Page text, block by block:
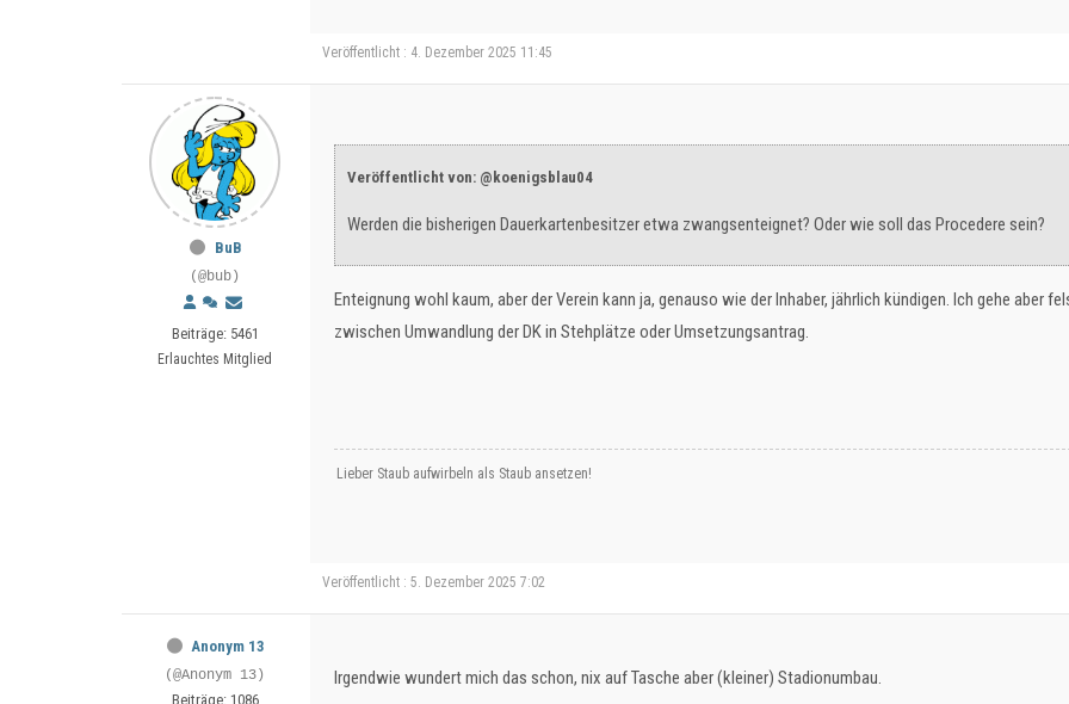
Veröffentlicht : 4. Dezember 2025 11:45
BuB
(@bub)
Beiträge: 5461
Erlauchtes Mitglied
Veröffentlicht von: @koenigsblau04
Werden die bisherigen Dauerkartenbesitzer etwa zwangsenteignet? Oder wie soll das Procedere sein?
Enteignung wohl kaum, aber der Verein kann ja, genauso wie der Inhaber, jährlich kündigen. Ich gehe aber
zwischen Umwandlung der DK in Stehplätze oder Umsetzungsantrag.
Lieber Staub aufwirbeln als Staub ansetzen!
Veröffentlicht : 5. Dezember 2025 7:02
Anonym 13
(@Anonym 13)
Beiträge: 1086
Irgendwie wundert mich das schon, nix auf Tasche aber (kleiner) Stadionumbau.